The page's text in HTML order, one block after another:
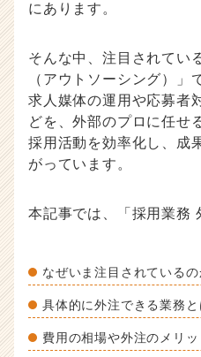
ー・
成
長
企
か
カ
届
く
就
活
にあります。
そんな中、注目されてい
（アウトソーシング）」
求人媒体の運用や応募者
どを、外部のプロに任せ
採用活動を効率化し、成
がっています。
本記事では、「採用業務
なぜいま注目されているの
具体的に外注できる業務と
費用の相場や外注のメリ